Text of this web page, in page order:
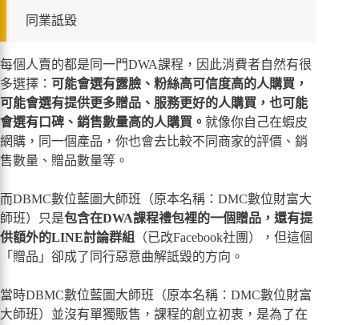
同業詆毀
每個人賣的都是同一門DWA課程，因此消費者自然有很
多選擇： 可能會選有露臉、粉絲高可信度高的人購買，
可能會選有提供更多贈品、服務更好的人購買，也可能
會選有口碑、銷售數量高的人購買。 就像你自己在蝦皮
網購，同一個產品，你也會去比較不同商家的評價、銷
售數量、贈品數量等。
而DBMC數位藍圖大師班（原本名稱：DMC數位財富大
師班）只是包含在DWA課程禮包裡的一個贈品，還有提
供額外的LINE討論群組
（已改Facebook社團），但這個
「贈品」卻成了同行惡意曲解詆毀的方向。
當時DBMC數位藍圖大師班（原本名稱：DMC數位財富
大師班）並沒有單獨販售，課程的創立初衷，是為了在